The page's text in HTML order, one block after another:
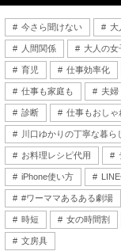
今さら聞けない 大
人間関係 大人の女
育児 仕事効率化
仕事も家庭も 夫婦
診断 仕事もおしゃ
川口ゆかりの丁寧な暮ら
お料理レシピ代用
iPhone使い方
#ワーママあるある劇場
時短 女の時間割
文房具